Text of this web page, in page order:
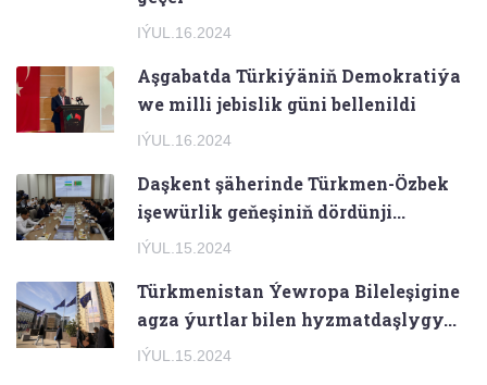
IÝUL.16.2024
Aşgabatda Türkiýäniň Demokratiýa
we milli jebislik güni bellenildi
IÝUL.16.2024
Daşkent şäherinde Türkmen-Özbek
işewürlik geňeşiniň dördünji...
IÝUL.15.2024
Türkmenistan Ýewropa Bileleşigine
agza ýurtlar bilen hyzmatdaşlygy...
IÝUL.15.2024